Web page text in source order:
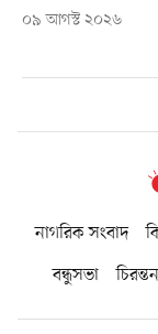
০৯ আগস্ট ২০২৬
নাগরিক সংবাদ
বন্ধুসভা